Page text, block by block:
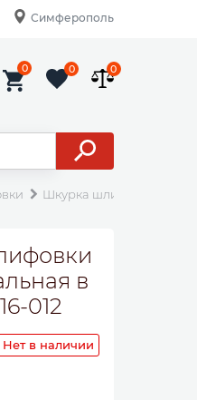
Симферополь
0 0 0
Шкурка шлифовальная в
в
012
Нет в наличии